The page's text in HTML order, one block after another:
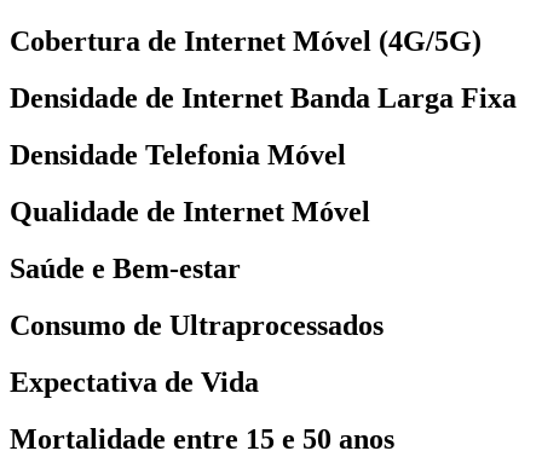
Cobertura de Internet Móvel (4G/5G)
Densidade de Internet Banda Larga Fixa
Densidade Telefonia Móvel
Qualidade de Internet Móvel
Saúde e Bem-estar
Consumo de Ultraprocessados
Expectativa de Vida
Mortalidade entre 15 e 50 anos